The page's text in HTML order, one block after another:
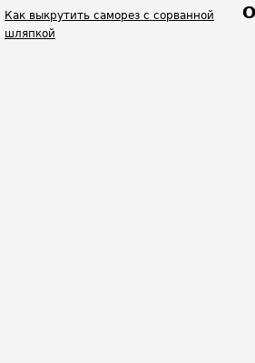
Как выкрутить саморез с сорванной
шляпкой